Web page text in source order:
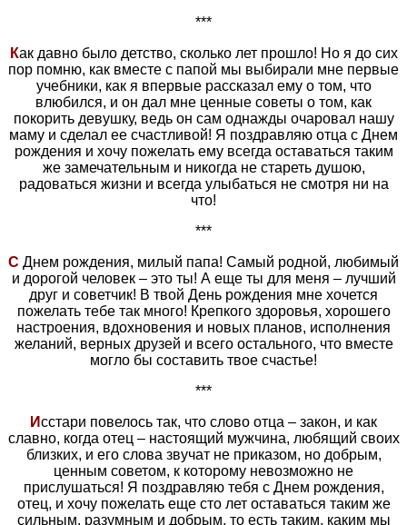
***
Как давно было детство, сколько лет прошло! Но я до сих
пор помню, как вместе с папой мы выбирали мне первые
учебники, как я впервые рассказал ему о том, что
влюбился, и он дал мне ценные советы о том, как
покорить девушку, ведь он сам однажды очаровал нашу
маму и сделал ее счастливой! Я поздравляю отца с Днем
рождения и хочу пожелать ему всегда оставаться таким
же замечательным и никогда не стареть душою,
радоваться жизни и всегда улыбаться не смотря ни на
что!
***
С Днем рождения, милый папа! Самый родной, любимый
и дорогой человек – это ты! А еще ты для меня – лучший
друг и советчик! В твой День рождения мне хочется
пожелать тебе так много! Крепкого здоровья, хорошего
настроения, вдохновения и новых планов, исполнения
желаний, верных друзей и всего остального, что вместе
могло бы составить твое счастье!
***
Исстари повелось так, что слово отца – закон, и как
славно, когда отец – настоящий мужчина, любящий своих
близких, и его слова звучат не приказом, но добрым,
ценным советом, к которому невозможно не
прислушаться! Я поздравляю тебя с Днем рождения,
отец, и хочу пожелать еще сто лет оставаться таким же
сильным, разумным и добрым, то есть таким, каким мы